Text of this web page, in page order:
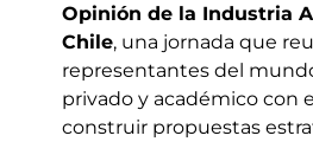
Opinión de la Industria
Chile, una jornada que
representantes del
privado y académico con
construir propuestas